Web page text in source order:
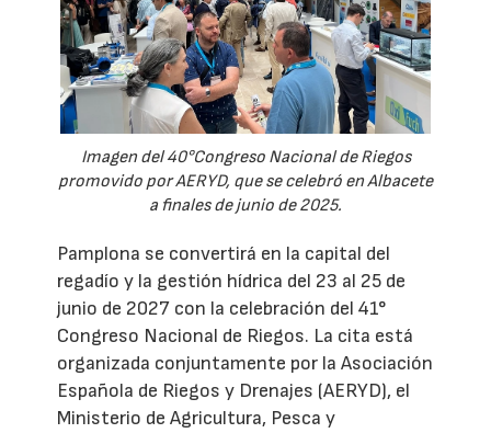
Imagen del 40°Congreso Nacional de Riegos
promovido por AERYD, que se celebró en Albacete
a finales de junio de 2025.
Pamplona se convertirá en la capital del
regadío y la gestión hídrica del 23 al 25 de
junio de 2027 con la celebración del 41°
Congreso Nacional de Riegos. La cita está
organizada conjuntamente por la Asociación
Española de Riegos y Drenajes (AERYD), el
Ministerio de Agricultura, Pesca y